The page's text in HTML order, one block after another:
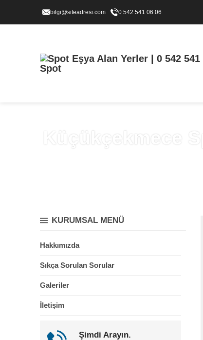
bilgi@siteadresi.com 0 542 541 06 06
Küçükçekmece
KURUMSAL MENÜ
Hakkımızda
Sıkça Sorulan Sorular
Galeriler
İletişim
Şimdi Arayın.